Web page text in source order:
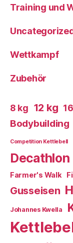
Training und
Wettkampf
Zubehör
8 kg 12 kg
Bodybuilding
Competition Kettlebell
Decathlon
Farmer's Walk
Gusseisen
Johannes Kwella